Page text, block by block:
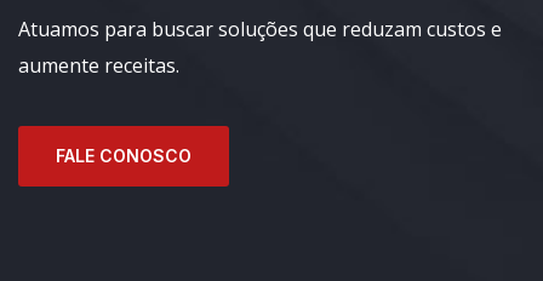
Atuamos para buscar soluções que reduzam custos e
aumente receitas.
FALE CONOSCO